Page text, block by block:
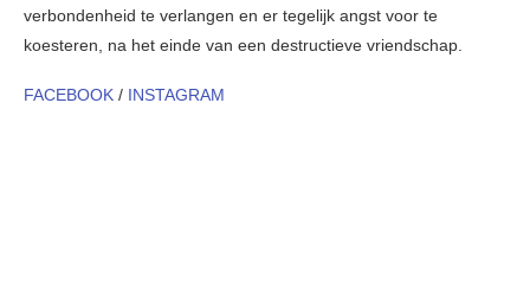
verbondenheid te verlangen en er tegelijk angst voor te
koesteren, na het einde van een destructieve vriendschap.
FACEBOOK / INSTAGRAM